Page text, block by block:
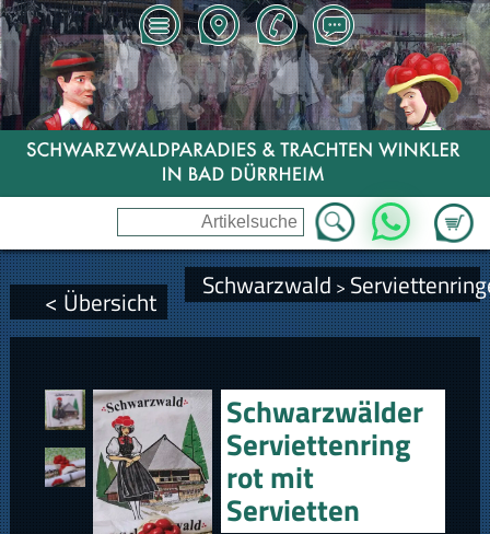
Zum
WhatsApp
< Übersicht Schwarzwald >
Schwarzwälder
Serviettenring
rot mit
Servietten